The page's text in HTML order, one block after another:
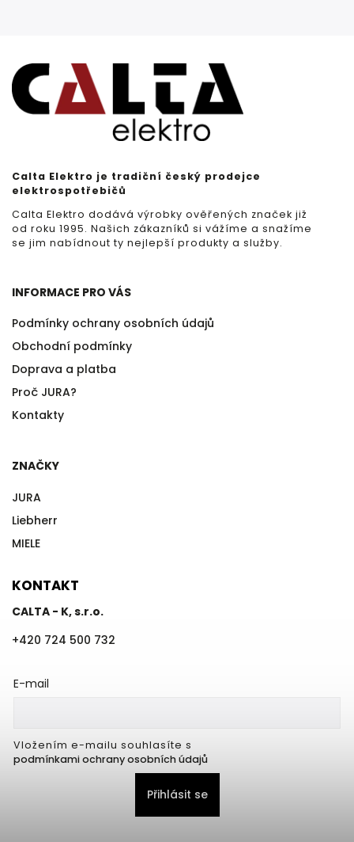
Calta Elektro je tradiční český prodejce
elektrospotřebičů
Calta Elektro dodává výrobky ověřených značek již
od roku 1995. Našich zákazníků si vážíme a snažíme
se jim nabídnout ty nejlepší produkty a služby.
INFORMACE PRO VÁS
Podmínky ochrany osobních údajů
Obchodní podmínky
Doprava a platba
Proč JURA?
Kontakty
ZNAČKY
JURA
Liebherr
MIELE
KONTAKT
CALTA - K, s.r.o.
+420 724 500 732
E-mail
Vložením e-mailu souhlasíte s
podmínkami ochrany osobních údajů
Přihlásit se